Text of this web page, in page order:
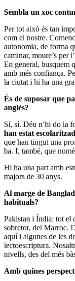
Sembla un xoc
Per tot això és tan
com el nostre.
autonomia, de forma
caminar, moure’s per
En general, busquem
amb més confiança.
la ciutat i hi ha una
És de suposar que
anglès?
Sí, sí. Déu n’hi do la
han estat
que han tingut una
ha. I, també, que
Hi ha una part amb
majors de 30 anys.
Al marge de
habituals?
Pakistan i Índia: tot el
sobretot, del Marroc.
aquí i algunes de les
lectoescriptura.
nivells, des del més
Amb quines